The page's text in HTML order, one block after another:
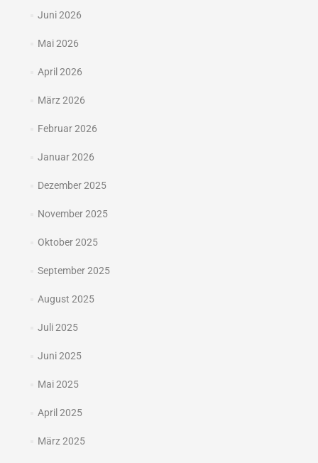
Juni 2026
Mai 2026
April 2026
März 2026
Februar 2026
Januar 2026
Dezember 2025
November 2025
Oktober 2025
September 2025
August 2025
Juli 2025
Juni 2025
Mai 2025
April 2025
März 2025